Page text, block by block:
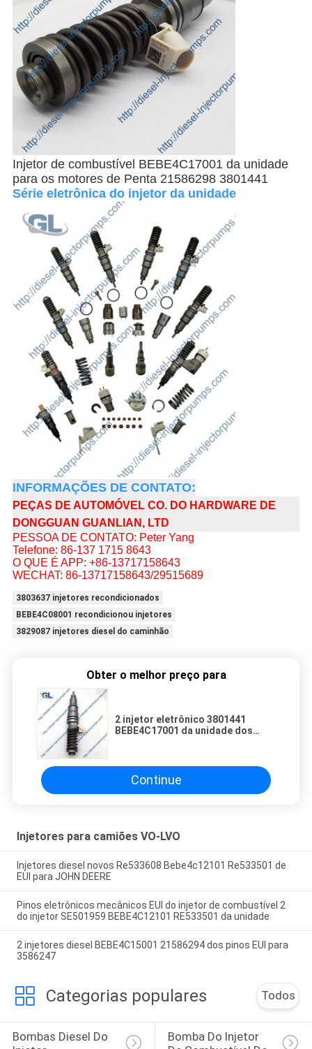
Injetor de combustível BEBE4C17001 da unidade
para os motores de Penta 21586298 3801441
Série eletrônica do injetor da unidade
INFORMAÇÕES DE CONTATO:
PEÇAS DE AUTOMÓVEL CO. DO HARDWARE DE
DONGGUAN GUANLIAN, LTD
PESSOA DE CONTATO: Peter Yang
Telefone: 86-137 1715 8643
O QUE É APP: +86-13717158643
WECHAT: 86-13717158643/29515689
3803637 injetores recondicionados
BEBE4C08001 recondicionou injetores
3829087 injetores diesel do caminhão
Obter o melhor preço para
2 injetor eletrônico 3801441
BEBE4C17001 da unidade dos
Continue
Injetores para camiões VO-LVO
Injetores diesel novos Re533608 Bebe4c12101 Re533501 de
EUI para JOHN DEERE
Pinos eletrônicos mecânicos EUI do injetor de combustível 2
do injetor SE501959 BEBE4C12101 RE533501 da unidade
2 injetores diesel BEBE4C15001 21586294 dos pinos EUI para
3586247
Categorias populares Todos
Bombas Diesel Do
Bomba Do Injetor